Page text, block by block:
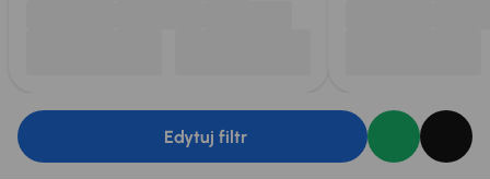
Edytuj filtr